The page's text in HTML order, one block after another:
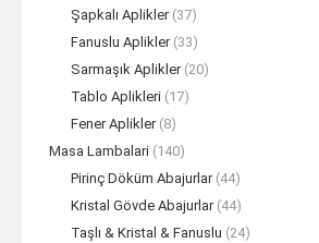
Şapkalı Aplikler (37)
Fanuslu Aplikler (33)
Sarmaşık Aplikler (20)
Tablo Aplikleri (17)
Fener Aplikler (8)
Masa Lambalari (140)
Pirinç Döküm Abajurlar (44)
Kristal Gövde Abajurlar (44)
Taşlı & Kristal & Fanuslu (24)